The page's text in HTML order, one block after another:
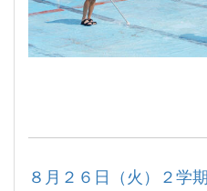
８月２６日（火）２学